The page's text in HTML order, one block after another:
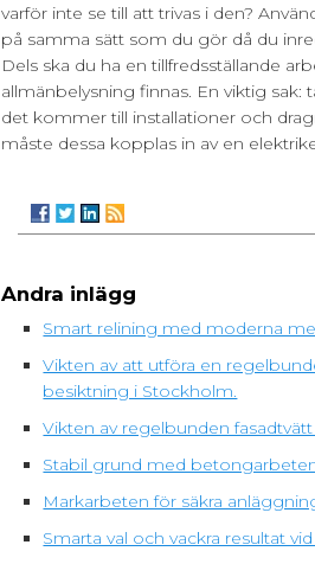
varför inte se till att trivas i den?
på samma sätt som du gör då du
Dels ska du ha en tillfredsställande
allmänbelysning finnas. En viktig
det kommer till installationer och
måste dessa kopplas in av en
Andra inlägg
Smart relining med moderna
Vikten av att utföra en
besiktning i Stockholm.
Vikten av regelbunden
Stabil grund med
Markarbeten för säkra
Smarta val och vackra resultat